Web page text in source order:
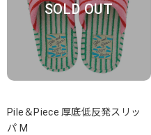
SOLD OUT
Pile＆Piece 厚底低反発スリッ
パ M